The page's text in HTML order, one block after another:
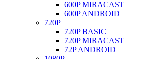
600P MIRACAST
600P ANDROID
720P
720P BASIC
720P MIRACAST
72P ANDROID